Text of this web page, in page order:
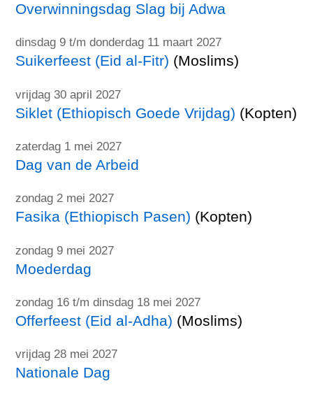
Overwinningsdag Slag bij Adwa
dinsdag 9 t/m donderdag 11 maart 2027
Suikerfeest (Eid al-Fitr) (Moslims)
vrijdag 30 april 2027
Siklet (Ethiopisch Goede Vrijdag) (Kopten)
zaterdag 1 mei 2027
Dag van de Arbeid
zondag 2 mei 2027
Fasika (Ethiopisch Pasen) (Kopten)
zondag 9 mei 2027
Moederdag
zondag 16 t/m dinsdag 18 mei 2027
Offerfeest (Eid al-Adha) (Moslims)
vrijdag 28 mei 2027
Nationale Dag